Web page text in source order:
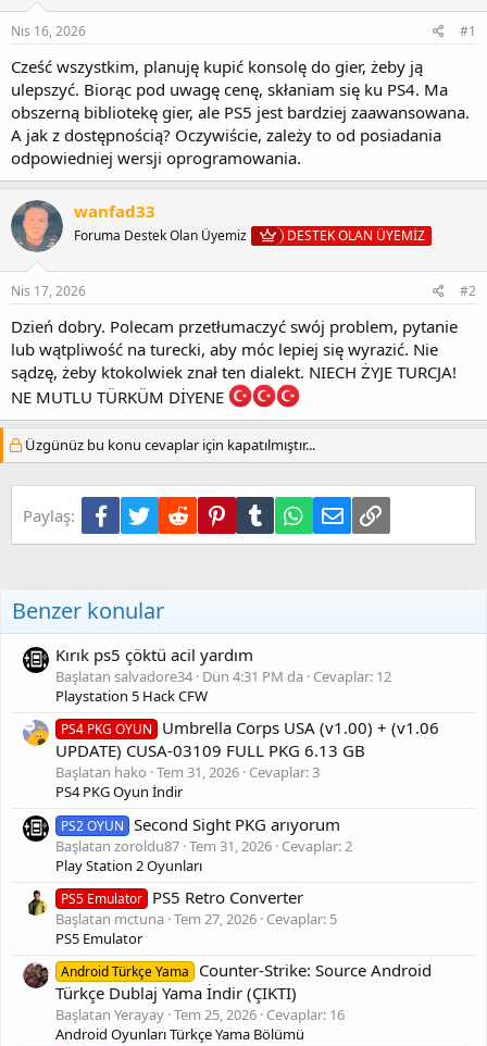
Nis 16, 2026 #1
Cześć wszystkim, planuję kupić konsolę do gier, żeby ją
ulepszyć. Biorąc pod uwagę cenę, skłaniam się ku PS4. Ma
obszerną bibliotekę gier, ale PS5 jest bardziej zaawansowana.
A jak z dostępnością? Oczywiście, zależy to od posiadania
odpowiedniej wersji oprogramowania.
wanfad33
Foruma Destek Olan Üyemiz DESTEK OLAN ÜYEMİZ
Nis 17, 2026 #2
Dzień dobry. Polecam przetłumaczyć swój problem, pytanie
lub wątpliwość na turecki, aby móc lepiej się wyrazić. Nie
sądzę, żeby ktokolwiek znał ten dialekt. NIECH ŻYJE TURCJA!
NE MUTLU TÜRKÜM DİYENE
Üzgünüz bu konu cevaplar için kapatılmıştır...
Paylaş: Facebook
TwitterReddit PinterestTumblr WhatsApp
E-postaLink
Benzer konular
Kırık ps5 çöktü acil yardım
Başlatan salvadore34 Dün 4:31 PM da Cevaplar: 12
Playstation 5 Hack CFW
PS4 PKG OYUN
Umbrella Corps USA (v1.00) + (v1.06
UPDATE) CUSA-03109 FULL PKG 6.13 GB
Başlatan hako Tem 31, 2026 Cevaplar: 3
PS4 PKG Oyun İndir
PS2 OYUN Second Sight PKG arıyorum
Başlatan zoroldu87 Tem 31, 2026 Cevaplar: 2
Play Station 2 Oyunları
PS5 Emulator PS5 Retro Converter
Başlatan mctuna Tem 27, 2026 Cevaplar: 5
PS5 Emulator
Android Türkçe Yama
Counter-Strike: Source Android
Türkçe Dublaj Yama İndir (ÇIKTI)
Başlatan Yerayay Tem 25, 2026 Cevaplar: 16
Android Oyunları Türkçe Yama Bölümü